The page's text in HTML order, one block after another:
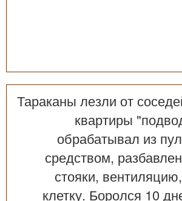
Тараканы лезли от
квартиры
обрабатывал из
средством,
стояки,
клетку. Боролся 10